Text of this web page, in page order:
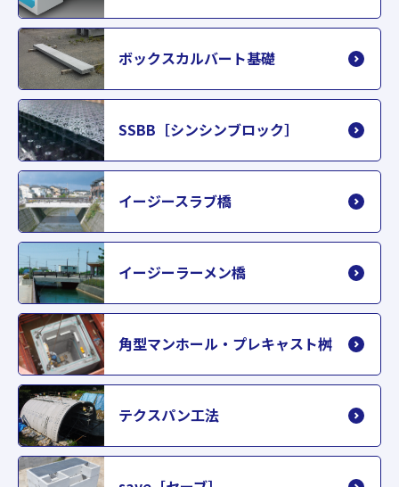
ボックスカルバート基礎
SSBB［シンシンブロック］
イージースラブ橋
イージーラーメン橋
角型マンホール・プレキャスト桝
テクスパン工法